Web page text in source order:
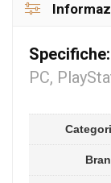
Specifiche:
PC,